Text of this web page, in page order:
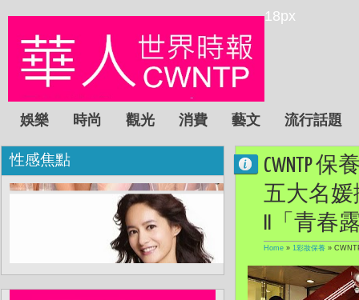
18px
娛樂 時尚 觀光 消費 藝文 流行話題
CWNTP
五大名媛
II「青春
Home » 1彩妝保養 »
性感焦點